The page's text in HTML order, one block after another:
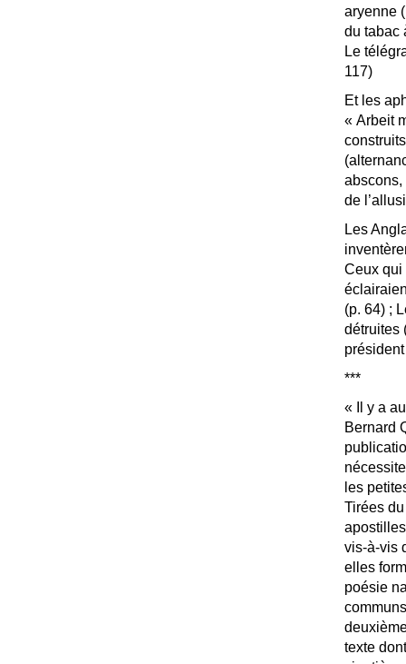
aryenne
du tabac
Le
117)
Et les
« Arbeit
abscons,
de
Les
Ceux qui
(p. 64) ;
détruites
***
«
Il y a
Bernard
les
Tirées
vis-à-vis
elles
poésie
texte